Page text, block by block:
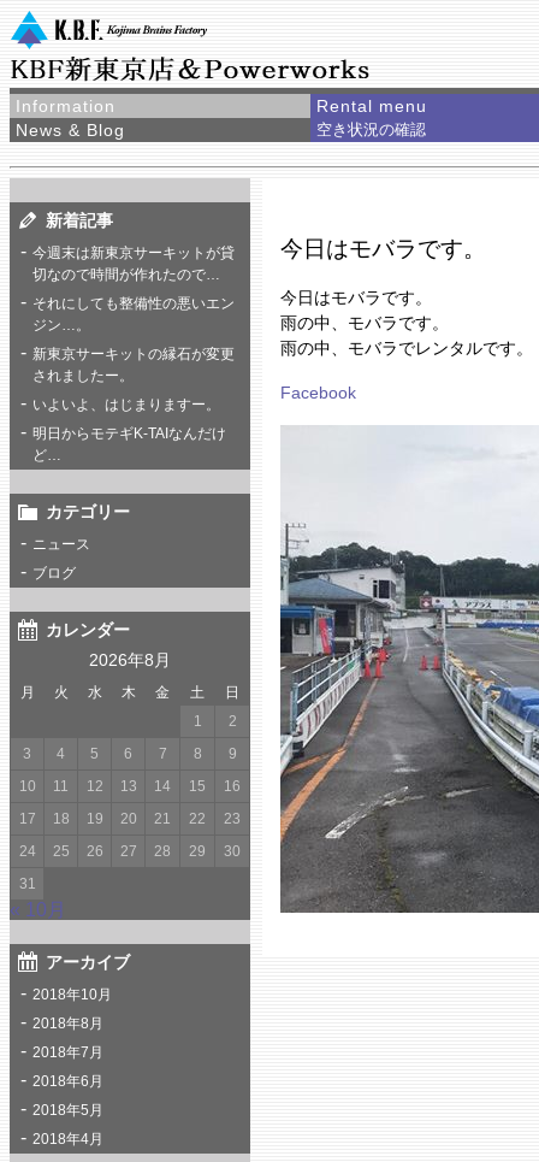
Information
Rental menu
News & Blog
空き状況の確認
今日はモバラです。
今日はモバラです。
雨の中、モバラです。
雨の中、モバラでレンタルです。
Facebook
新着記事
今週末は新東京サーキットが貸
切なので時間が作れたので…
それにしても整備性の悪いエン
ジン…。
新東京サーキットの縁石が変更
されましたー。
いよいよ、はじまりますー。
明日からモテギK-TAIなんだけ
ど…
カテゴリー
ニュース
ブログ
カレンダー
2026年8月
月 火 水 木 金 土
日
1
2
3
4 5 6 7 8
9
10
11 12 13 14 15
16
17
18 19 20 21 22
23
24
25 26 27 28 29
30
31
« 10月
アーカイブ
2018年10月
2018年8月
2018年7月
2018年6月
2018年5月
2018年4月